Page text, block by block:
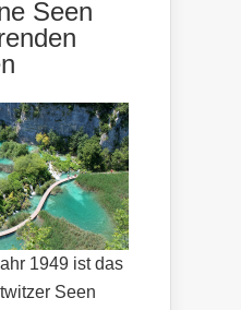
Seen
1949 ist das
Seen